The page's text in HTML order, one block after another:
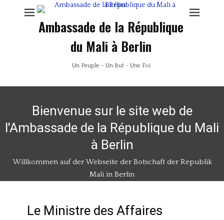
Ambassade de la République
du Mali à Berlin
Un Peuple - Un But - Une Foi
Bienvenue sur le site web de
l'Ambassade de la République du Mali
à Berlin
Willkommen auf der Webseite der Botschaft der Republik
Mali in Berlin
Le Ministre des Affaires